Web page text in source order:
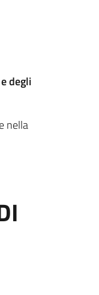
degli
e nella